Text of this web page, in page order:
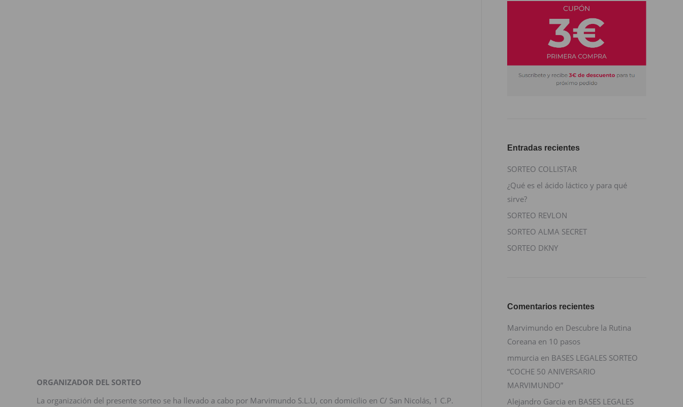
ORGANIZADOR DEL SORTEO
La organización del presente sorteo se ha llevado a cabo por Marvimundo S.L.U, con domicilio en C/ San Nicolás, 1 C.P.
Entradas recientes
SORTEO COLLISTAR
¿Qué es el ácido láctico y para qué
sirve?
SORTEO REVLON
SORTEO ALMA SECRET
SORTEO DKNY
Comentarios recientes
Marvimundo en Descubre la Rutina
Coreana en 10 pasos
mmurcia en BASES LEGALES SORTEO
“COCHE 50 ANIVERSARIO
MARVIMUNDO”
Alejandro Garcia en BASES LEGALES